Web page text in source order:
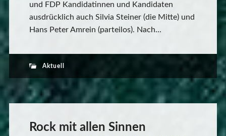
und FDP Kandidatinnen und Kandidaten
ausdrücklich auch Silvia Steiner (die Mitte) und
Hans Peter Amrein (parteilos). Nach...
Aktuell
Rock mit allen Sinnen